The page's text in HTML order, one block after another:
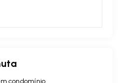
condomínio